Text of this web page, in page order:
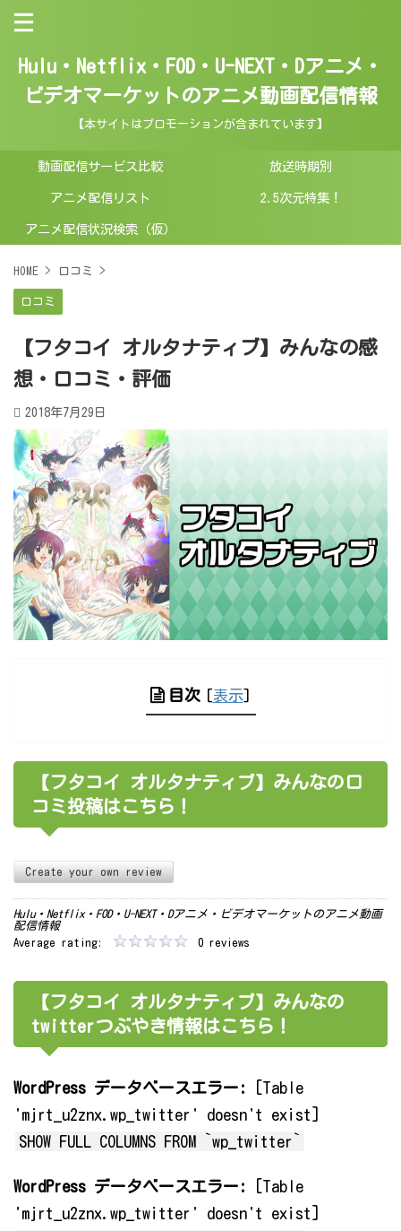
Hulu・Netflix・FOD・U-NEXT・Dアニメ・
ビデオマーケットのアニメ動画配信情報
【本サイトはプロモーションが含まれています】
動画配信サービス比較 放送時期別
アニメ配信リスト 2.5次元特集！
アニメ配信状況検索（仮）
HOME > 口コミ >
口コミ
【フタコイ オルタナティブ】みんなの感
想・口コミ・評価
2018年7月29日
目次 [表示]
【フタコイ オルタナティブ】みんなの口
コミ投稿はこちら！
Create your own review
Hulu・Netflix・FOD・U-NEXT・Dアニメ・ビデオマーケットのアニメ動画
配信情報
Average rating:
0 reviews
【フタコイ オルタナティブ】みんなの
twitterつぶやき情報はこちら！
WordPress データベースエラー:
[Table
'mjrt_u2znx.wp_twitter' doesn't exist]
SHOW FULL COLUMNS FROM `wp_twitter`
WordPress データベースエラー:
[Table
'mjrt_u2znx.wp_twitter' doesn't exist]